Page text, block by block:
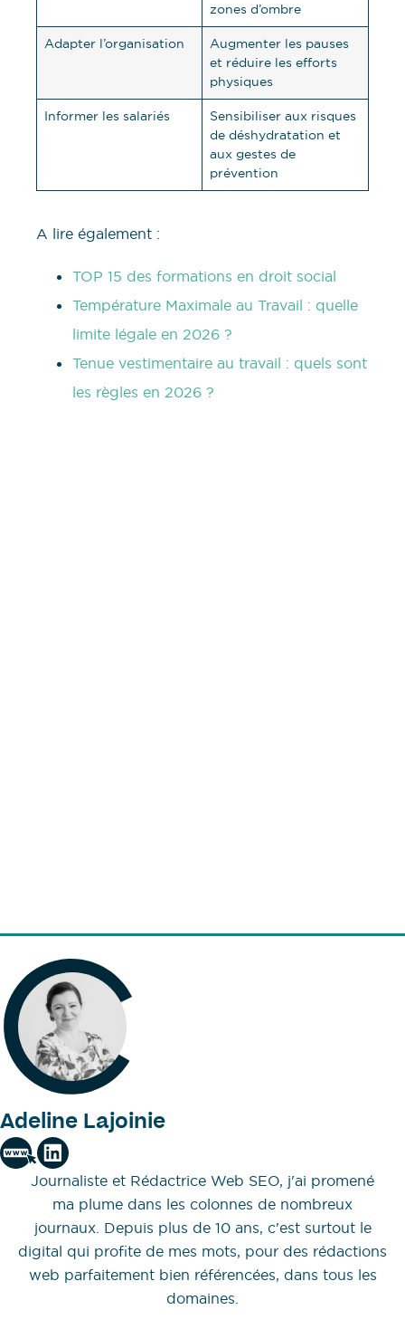
zones d’ombre
Adapter l’organisation
Augmenter les pauses
et réduire les efforts
physiques
Informer les salariés
Sensibiliser aux risques
de déshydratation et
aux gestes de
prévention
A lire également :
TOP 15 des formations en droit social
Température Maximale au Travail : quelle
limite légale en 2026 ?
Tenue vestimentaire au travail : quels sont
les règles en 2026 ?
Adeline Lajoinie
Journaliste et Rédactrice Web SEO, j'ai promené
ma plume dans les colonnes de nombreux
journaux. Depuis plus de 10 ans, c'est surtout le
digital qui profite de mes mots, pour des rédactions
web parfaitement bien référencées, dans tous les
domaines.